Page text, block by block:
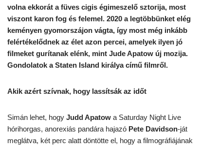
volna ekkorát a füves cigis égimeszelő sztorija, most
viszont karon fog és felemel. 2020 a legtöbbünket elég
keményen gyomorszájon vágta, így most még inkább
felértékelődnek az élet azon percei, amelyek ilyen jó
filmeket gurítanak elénk, mint Jude Apatow új mozija.
Gondolatok a Staten Island királya című filmről.
Akik azért szívnak, hogy lassítsák az időt
Simán lehet, hogy Judd Apatow a Saturday Night Live
hórihorgas, anorexiás pandára hajazó Pete Davidson-ját
meglátva, két perc alatt döntötte el, hogy a filmográfiájának